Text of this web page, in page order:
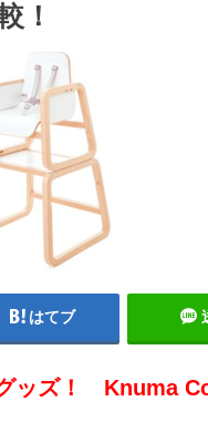
！
はてブ
ッズ！ Knuma